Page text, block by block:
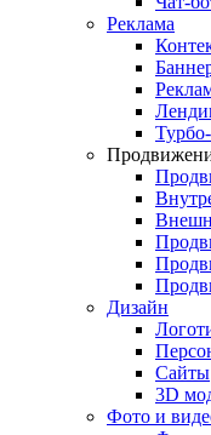
Реклама
Дизайн
Сайты
3D
Фото и